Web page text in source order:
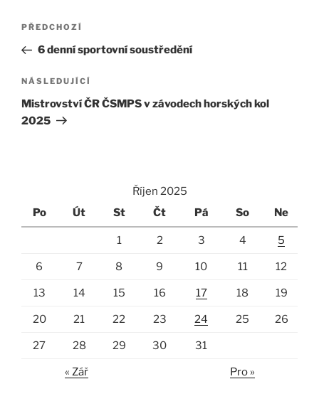
Navigace
příspěvek
Předchozí
příspěvek
PŘEDCHOZÍ
6 denní sportovní soustředění
Následující
příspěvek
NÁSLEDUJÍCÍ
Mistrovství ČR ČSMPS v závodech horských kol
2025
Říjen 2025
Po
Út St Čt Pá So Ne
1 2 3 4 5
6 7 8 9 10 11 12
13 14 15 16 17 18 19
20 21 22 23 24 25 26
27 28 29 30 31
« Zář Pro »